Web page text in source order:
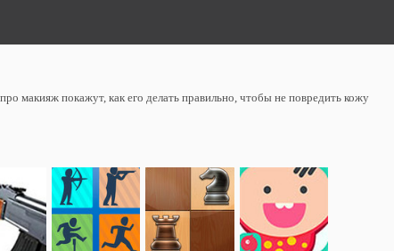
макияж покажут, как его делать правильно, чтобы не повредить кожу